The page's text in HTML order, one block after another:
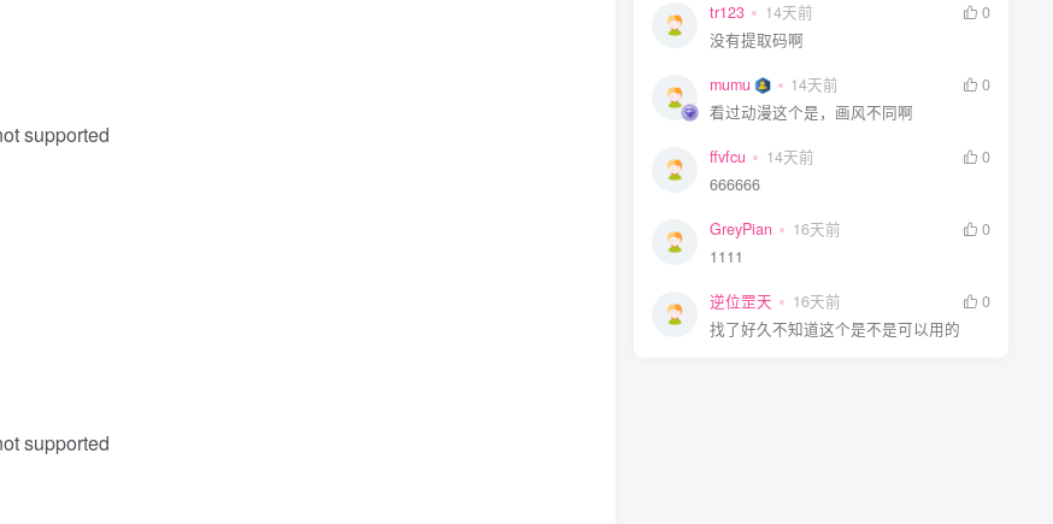
supported
supported
tr123 14天前
0
没有提取码啊
mumu 14天前
0
看过动漫这个是，画风不同啊
ffvfcu 14天前
0
666666
GreyPian 16天前
0
1111
逆位罡天 16天前
0
找了好久不知道这个是不是可以用的